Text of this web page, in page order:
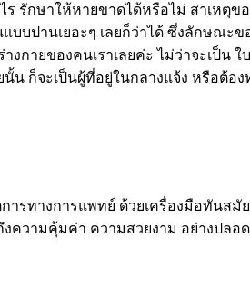
ร รักษาให้หายขาดได้หรือไม่ สาเหตุ
บบปานเยอะๆ เลยก็ว่าได้ ซึ่งลักษณ
กายของคนเราเลยค่ะ ไม่ว่าจะเป็น
น ก็จะเป็นผู้ที่อยู่ในกลางแจ้ง หรือต้อ
ารทางการแพทย์ ด้วยเครื่องมือทันส
ความคุ้มค่า ความสวยงาม อย่างปลอ